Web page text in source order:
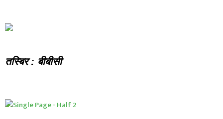
तस्बिर : बीबीसी